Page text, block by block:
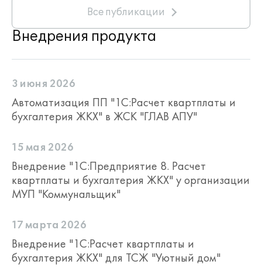
Все публикации
Внедрения продукта
3 июня 2026
Автоматизация ПП "1С:Расчет квартплаты и
бухгалтерия ЖКХ" в ЖСК "ГЛАВ АПУ"
15 мая 2026
Внедрение "1С:Предприятие 8. Расчет
квартплаты и бухгалтерия ЖКХ" у организации
МУП "Коммунальщик"
17 марта 2026
Внедрение "1С:Расчет квартплаты и
бухгалтерия ЖКХ" для ТСЖ "Уютный дом"